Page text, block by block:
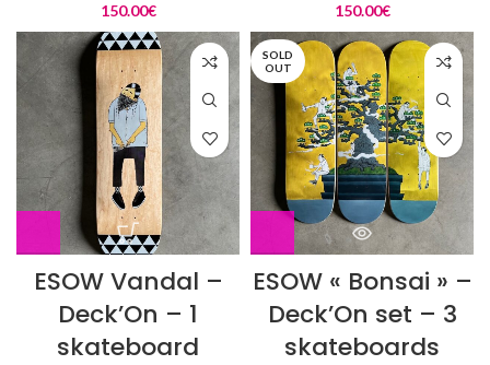
150.00€ 150.00€
ESOW Vandal –
Deck’On – 1
skateboard
SOLD
OUT
ESOW « Bonsai » –
Deck’On set – 3
skateboards